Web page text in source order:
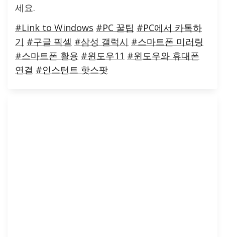
세요.
#Link to Windows #PC 꿀팁 #PC에서 카톡하
기 #구글 픽셀 #삼성 갤럭시 #스마트폰 미러링
#스마트폰 활용 #윈도우11 #윈도우와 휴대폰
연결 #인스턴트 핫스팟